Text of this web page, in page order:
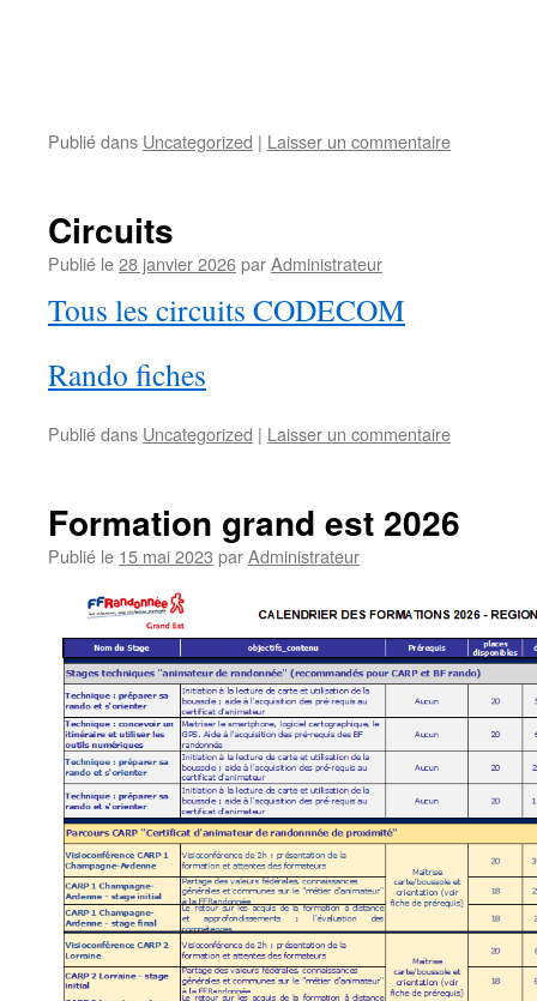
Publié dans Uncategorized | Laisser un commentaire
Circuits
Publié le28 janvier 2026parAdministrateur
Tous les circuits CODECOM
Rando fiches
Publié dans Uncategorized | Laisser un commentaire
Formation grand est 2026
Publié le 15 mai 2023 parAdministrateur